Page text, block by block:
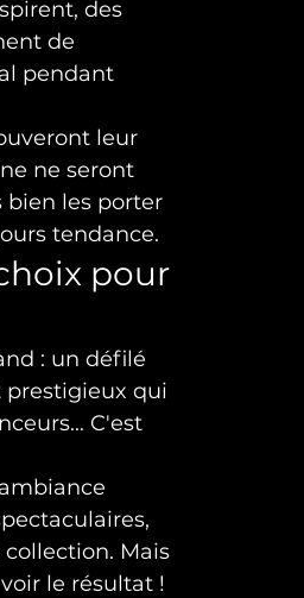
des
de
pendant
leur
ne seront
bien les porter
tendance.
pour
: un défilé
prestigieux qui
C'est
Mais
le résultat !